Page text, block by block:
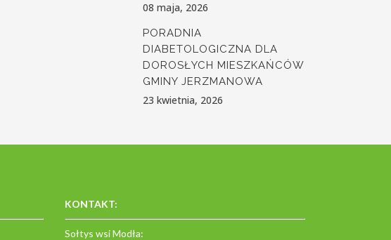
08 maja, 2026
PORADNIA
DIABETOLOGICZNA DLA
DOROSŁYCH MIESZKAŃCÓW
GMINY JERZMANOWA
23 kwietnia, 2026
KONTAKT:
Sołtys wsi Modła: